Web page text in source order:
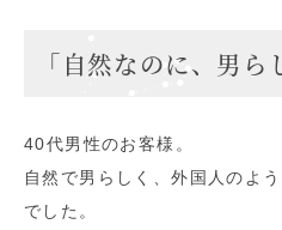
「自然なのに、男ら
40代男性のお客様。
自然で男らしく、外国人のよ
でした。